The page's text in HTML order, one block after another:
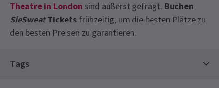
Theatre in London sind äußerst gefragt. Buchen
SieSweatTickets frühzeitig, um die besten Plätze zu
den besten Preisen zu garantieren.
Alle Personen unter 16 Jahren müssen von dem
Tags